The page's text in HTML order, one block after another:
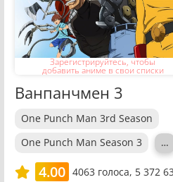
Зарегистрируйтесь, чтобы
добавить аниме в свои списки
Ванпанчмен 3
One Punch Man 3rd Season
One Punch Man Season 3
…
4.00 4063 голоса, 5 372